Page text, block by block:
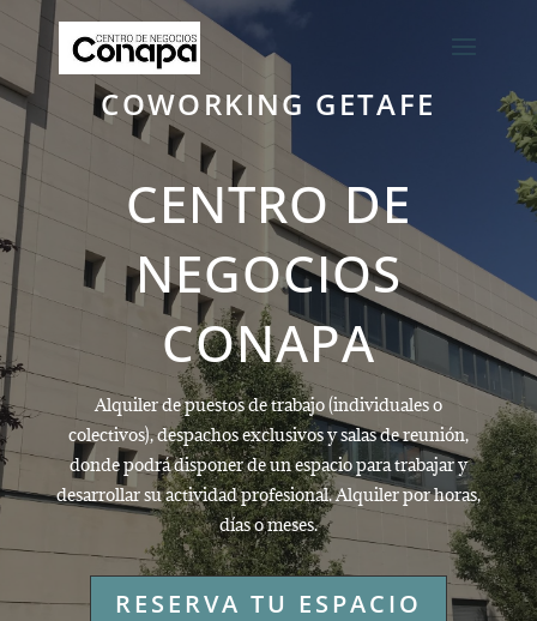
COWORKING GETAFE
CENTRO DE
NEGOCIOS
CONAPA
Alquiler de puestos de trabajo (individuales o
colectivos), despachos exclusivos y salas de reunión,
donde podrá disponer de un espacio para trabajar y
desarrollar su actividad profesional. Alquiler por horas,
días o meses.
RESERVA TU ESPACIO